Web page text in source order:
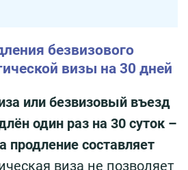
безвизового
визы на 30 дней
или безвизовый въезд
один раз на 30 суток –
продление составляет
виза не позволяет